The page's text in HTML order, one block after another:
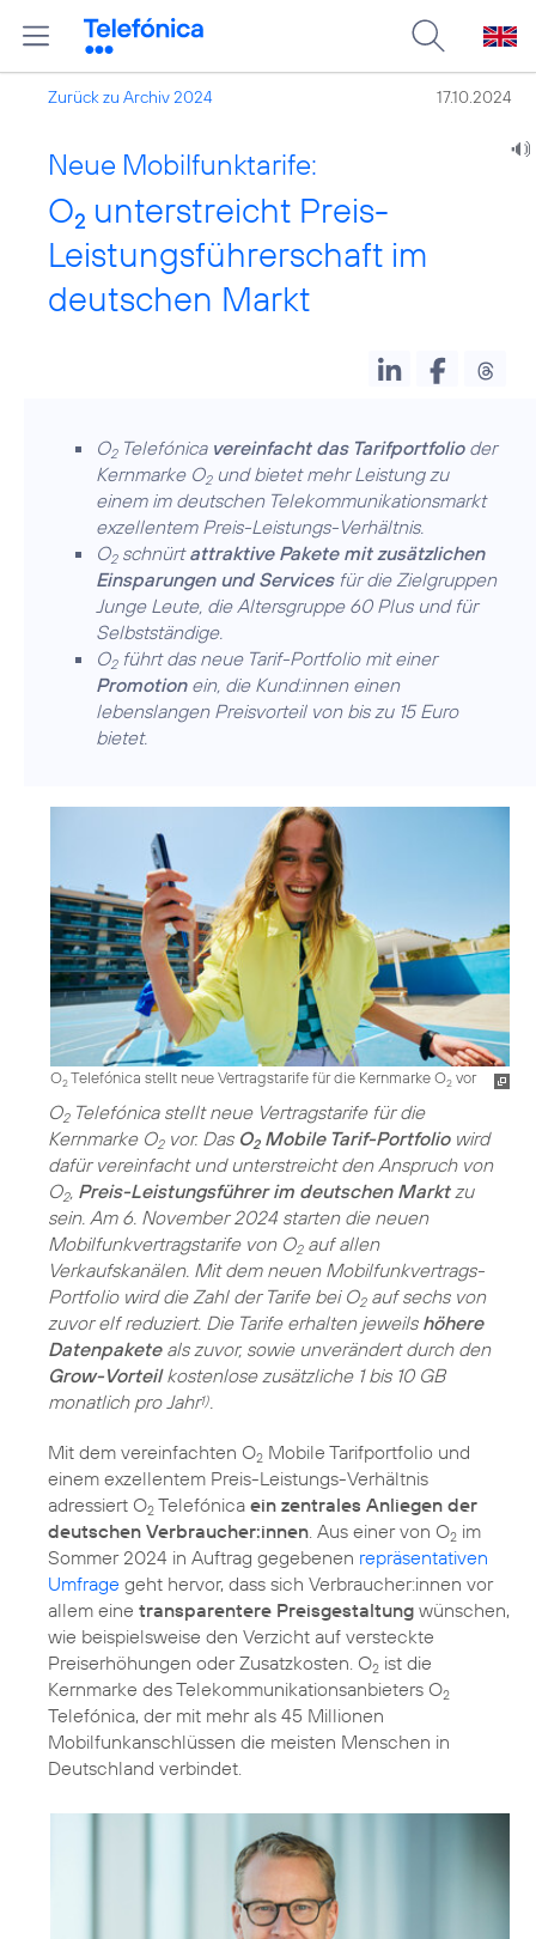
Zurück zu Archiv 2024 17.10.2024
Neue Mobilfunktarife:
O2 unterstreicht Preis-
Leistungsführerschaft im
deutschen Markt
O2Telefónica vereinfacht das Tarifportfolioder
Kernmarke O2und bietet mehr Leistung zu
einem im deutschen Telekommunikationsmarkt
exzellentem Preis-Leistungs-Verhältnis.
O2schnürtattraktive Pakete mit zusätzlichen
Einsparungen und Servicesfür die Zielgruppen
Junge Leute, die Altersgruppe 60 Plus und für
Selbstständige.
O2führt das neue Tarif-Portfolio mit einer
Promotionein, die Kund:innen einen
lebenslangen Preisvorteil von bis zu 15 Euro
bietet.
O2Telefónica stellt neue Vertragstarife für die Kernmarke O2 vor
O2Telefónica stellt neue Vertragstarife für die
Kernmarke O2vor. Das O2Mobile Tarif-Portfoliowird
dafür vereinfacht und unterstreicht den Anspruch von
O2, Preis-Leistungsführer im deutschen Marktzu
sein. Am 6. November 2024 starten die neuen
Mobilfunkvertragstarife von O2auf allen
Verkaufskanälen. Mit dem neuen Mobilfunkvertrags-
Portfolio wird die Zahl der Tarife bei O2auf sechs von
zuvor elf reduziert. Die Tarife erhalten jeweils höhere
Datenpaketeals zuvor, sowie unverändert durch den
Grow-Vorteilkostenlose zusätzliche 1 bis 10 GB
monatlich pro Jahr1)
Mit dem vereinfachten O2 Mobile Tarifportfolio und
einem exzellentem Preis-Leistungs-Verhältnis
adressiert O2 Telefónica ein zentrales Anliegen der
deutschen Verbraucher:innen . Aus einer von O2 im
Sommer 2024 in Auftrag gegebenen repräsentativen
Umfrage geht hervor, dass sich Verbraucher:innen vor
allem eine transparentere Preisgestaltung wünschen,
wie beispielsweise den Verzicht auf versteckte
Preiserhöhungen oder Zusatzkosten. O2 ist die
Kernmarke des Telekommunikationsanbieters O2
Telefónica, der mit mehr als 45 Millionen
Mobilfunkanschlüssen die meisten Menschen in
Deutschland verbindet.